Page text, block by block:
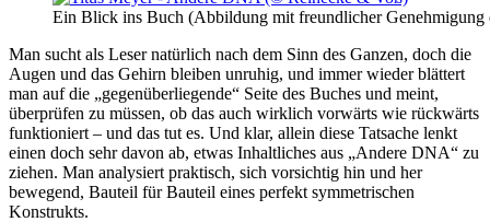
Ein Blick ins Buch (Abbildung mit freundlicher Genehmigung
Man sucht als Leser natürlich nach dem Sinn des Ganzen, doch die
Augen und das Gehirn bleiben unruhig, und immer wieder blättert
man auf die „gegenüberliegende“ Seite des Buches und meint,
überprüfen zu müssen, ob das auch wirklich vorwärts wie rückwärts
funktioniert – und das tut es. Und klar, allein diese Tatsache lenkt
einen doch sehr davon ab, etwas Inhaltliches aus „Andere DNA“ zu
ziehen. Man analysiert praktisch, sich vorsichtig hin und her
bewegend, Bauteil für Bauteil eines perfekt symmetrischen
Konstrukts.